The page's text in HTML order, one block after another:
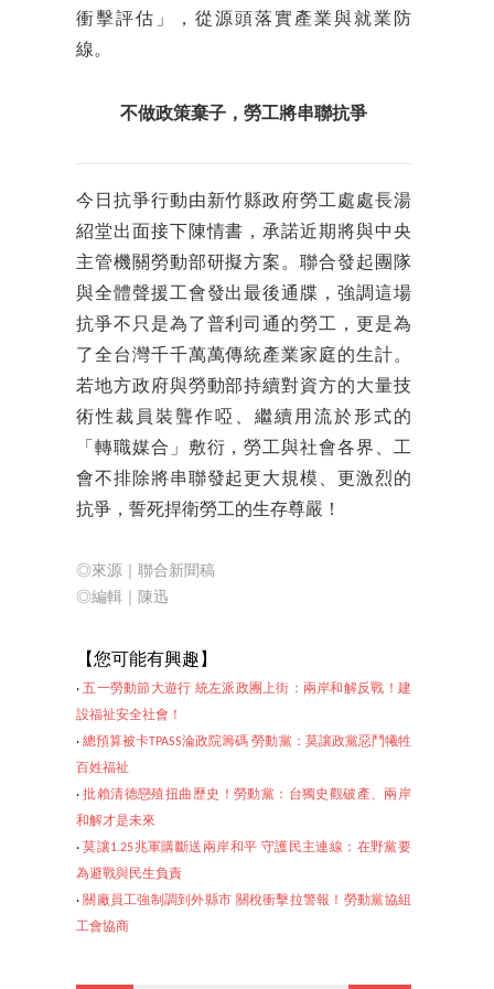
衝擊評估」，從源頭落實產業與就業防
線。
不做政策棄子，勞工將串聯抗爭
今日抗爭行動由新竹縣政府勞工處處長湯
紹堂出面接下陳情書，承諾近期將與中央
主管機關勞動部研擬方案。聯合發起團隊
與全體聲援工會發出最後通牒，強調這場
抗爭不只是為了普利司通的勞工，更是為
了全台灣千千萬萬傳統產業家庭的生計。
若地方政府與勞動部持續對資方的大量技
術性裁員裝聾作啞、繼續用流於形式的
「轉職媒合」敷衍，勞工與社會各界、工
會不排除將串聯發起更大規模、更激烈的
抗爭，誓死捍衛勞工的生存尊嚴！
◎來源｜聯合新聞稿
◎編輯｜陳迅
【您可能有興趣】
‧ 五一勞動節大遊行 統左派政團上街：兩岸和解反戰！建
設福祉安全社會！
‧總預算被卡TPASS淪政院籌碼 勞動黨：莫讓政黨惡鬥犧牲
百姓福祉
‧批賴清德戀殖扭曲歷史！勞動黨：台獨史觀破產、兩岸
和解才是未來
‧莫讓1.25兆軍購斷送兩岸和平 守護民主連線：在野黨要
為避戰與民生負責
‧ 關廠員工強制調到外縣市 關稅衝擊拉警報！勞動黨協組
工會協商